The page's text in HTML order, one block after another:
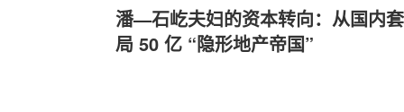
潘—石屹夫妇的资本转向：从国内
局 50 亿 “隐形地产帝国”